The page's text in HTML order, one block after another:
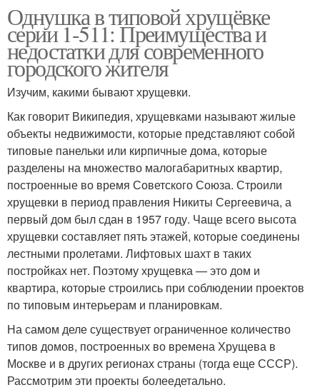
Однушка в типовой хрущёвке
серии 1-511: Преимущества и
недостатки для современного
городского жителя
Изучим, какими бывают хрущевки.
Как говорит Википедия, хрущевками называют жилые
объекты недвижимости, которые представляют собой
типовые панельки или кирпичные дома, которые
разделены на множество малогабаритных квартир,
построенные во время Советского Союза. Строили
хрущевки в период правления Никиты Сергеевича, а
первый дом был сдан в 1957 году. Чаще всего высота
хрущевки составляет пять этажей, которые соединены
лестными пролетами. Лифтовых шахт в таких
постройках нет. Поэтому хрущевка — это дом и
квартира, которые строились при соблюдении проектов
по типовым интерьерам и планировкам.
На самом деле существует ограниченное количество
типов домов, построенных во времена Хрущева в
Москве и в других регионах страны (тогда еще СССР).
Рассмотрим эти проекты болеедетально.